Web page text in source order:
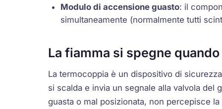
Modulo di accensione guasto: il
simultaneamente (normalmente tutti
La fiamma si spegne
Latermocoppia è un dispositivo di
si scalda e invia un segnale alla valvola del
guasta o mal posizionata, non percepisce